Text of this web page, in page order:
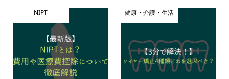
NIPT 健康・介護・生活